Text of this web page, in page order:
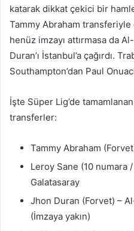
katarak dikkat çekici bir
Tammy Abraham transferiyle
henüz imzayı attırmasa da
Duran’ı İstanbul’a çağırdı.
Southampton’dan Paul
İşte Süper Lig’de
transferler:
Tammy Abraham
Leroy Sane (10 numara
Galatasaray
Jhon Duran (Forvet) –
(İmzaya yakın)